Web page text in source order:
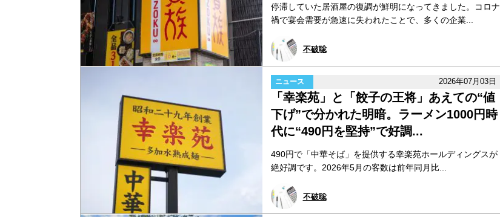
停滞していた居酒屋の復調が鮮明になってきました。コロナ
禍で宴会需要が急速に失われたことで、多くの企業...
不破聡
ニュース 2026年07月03日
「幸楽苑」と「餃子の王将」あえての“値
下げ”で分かれた明暗。ラーメン1000円時
代に“490円を堅持”で好調...
490円で「中華そば」を提供する幸楽苑ホールディングスが
絶好調です。2026年5月の客数は前年同月比...
不破聡